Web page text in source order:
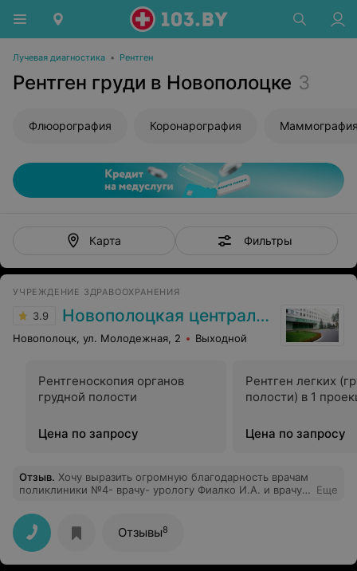
Лучевая диагностика • Рентген
Рентген груди в Новополоцке 3
Флюорография Коронарография
Карта Фильтры
УЧРЕЖДЕНИЕ ЗДРАВООХРАНЕНИЯ
3.9 Новополоцкая центральная городская больница
Новополоцк, ул. Молодежная, 2 Выходной
Рентгеноскопия органов
грудной полости
Цена по запросу
Рентген легких
полости) в 1
Цена по запросу
Отзыв. Хочу выразить огромную благодарность врачам
поликлиники №4- врачу- урологу Фиалко И.А. и врачу-
персоналу- Сикора К.С. и Кремс Т.Н. за их высочайший
профессионализм, чуткость, стремление прийти на
помощь и найти выход из любой, казалось бы, самой
сложнейшей ситуации. И хотелось бы пожелать им
оставаться на том же уровне ещё долгие годы, не
Еще
Отзывы8